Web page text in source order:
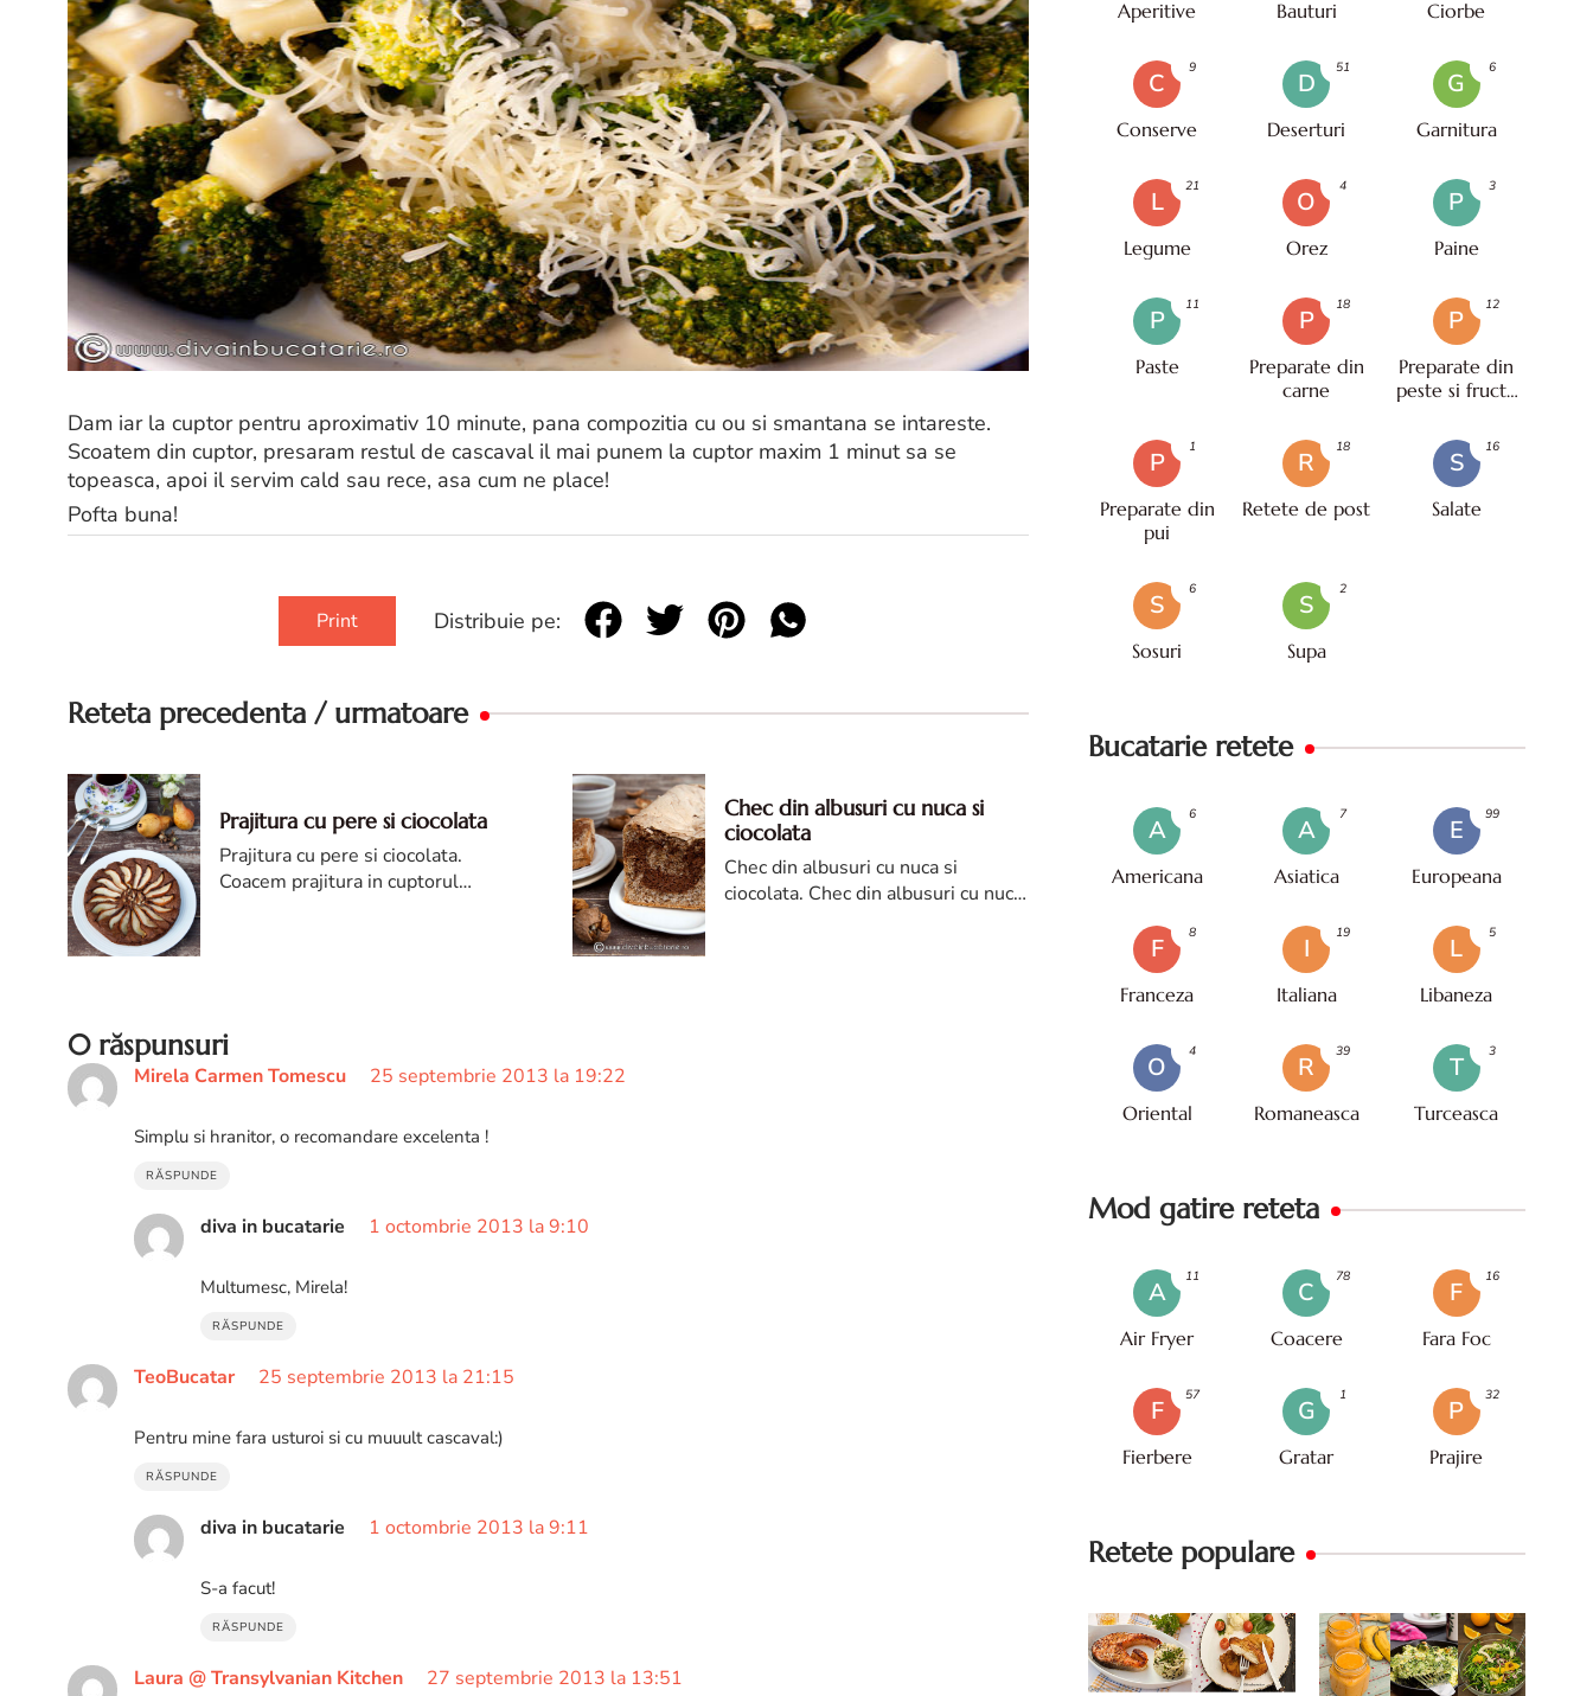
Dam iar la cuptor pentru aproximativ 10 minute, pana compozitia cu ou si smantana se intareste.
Scoatem din cuptor, presaram restul de cascaval il mai punem la cuptor maxim 1 minut sa se
topeasca, apoi il servim cald sau rece, asa cum ne place!
Pofta buna!
Print Distribuie pe:
Reteta precedenta / urmatoare
Prajitura cu pere si ciocolata
Prajitura cu pere si ciocolata.
Coacem prajitura in cuptorul
Chec din albusuri cu nuca si
ciocolata
Chec din albusuri cu nuca si
ciocolata. Chec din albusuri cu nuca.
0 răspunsuri
Mirela Carmen Tomescu 25 septembrie 2013 la 19:22
Simplu si hranitor, o recomandare excelenta !
RĂSPUNDE
diva in bucatarie 1 octombrie 2013 la 9:10
Multumesc, Mirela!
RĂSPUNDE
TeoBucatar 25 septembrie 2013 la 21:15
Pentru mine fara usturoi si cu muuult cascaval:)
RĂSPUNDE
diva in bucatarie 1 octombrie 2013 la 9:11
S-a facut!
RĂSPUNDE
Laura @ Transylvanian Kitchen 27 septembrie 2013 la 13:51
Aperitive Bauturi Ciorbe
C
Conserve
9
D
Deserturi
51
G
Garnitura
6
L
Legume
21
O
Orez
4
P
Paine
3
P
Paste
11
P
Preparate din
carne
18
P
Preparate din
peste si fructe
12
P
Preparate din
pui
1
R
Retete de post
18
S
Salate
16
S
Sosuri
6
S
Supa
2
Bucatarie retete
A
Americana
6
A
Asiatica
7
E
Europeana
99
F
Franceza
8
I
Italiana
19
L
Libaneza
5
O
Oriental
4
R
Romaneasca
39
T
Turceasca
3
Mod gatire reteta
A
Air Fryer
11
C
Coacere
78
F
Fara Foc
16
F
Fierbere
57
G
Gratar
1
P
Prajire
32
Retete populare